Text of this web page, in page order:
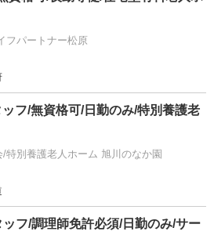
フパートナー松原
ッフ/無資格可/日勤のみ/特別養護老
特別養護老人ホーム 旭川のなか園
ッフ/調理師免許必須/日勤のみ/サー